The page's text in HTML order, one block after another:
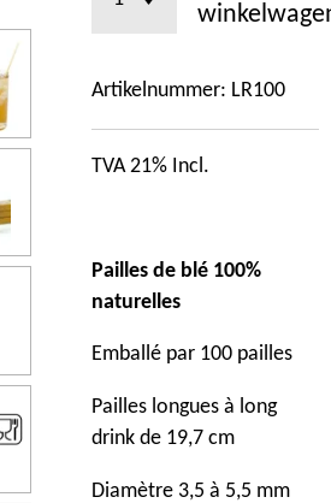
Artikelnummer: LR100
TVA 21% Incl.
Pailles de blé 100%
naturelles
Emballé par 100 pailles
Pailles longues à long
drink de 19,7 cm
Diamètre 3,5 à 5,5 mm